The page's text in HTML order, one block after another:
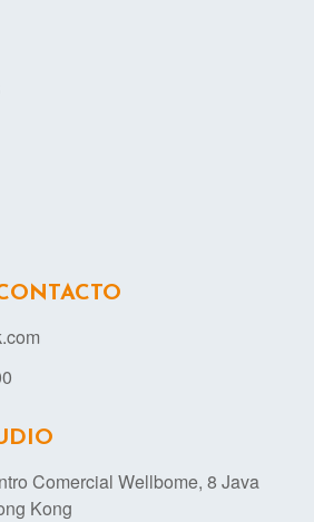
Comercial Wellbome, 8 Java
Kong